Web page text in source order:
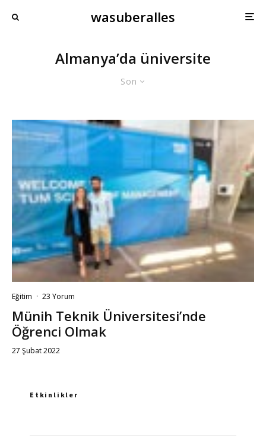
wasuberalles
Almanya’da üniversite
Son
Eğitim · 23 Yorum
Münih Teknik Üniversitesi’nde
Öğrenci Olmak
27 Şubat 2022
Etkinlikler